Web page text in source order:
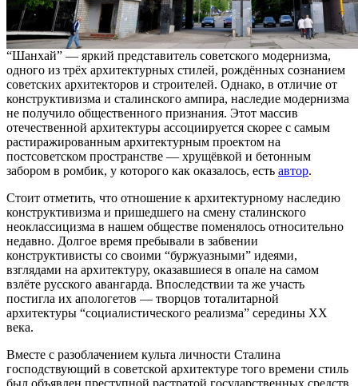
“Шанхай” — яркий представитель советского модернизма,
одного из трёх архитектурных стилей, рождённых сознанием
советских архитекторов и строителей. Однако, в отличие от
конструктивизма и сталинского ампира, наследие модернизма
не получило общественного признания. Этот массив
отечественной архитектуры ассоциируется скорее с самым
растиражированным архитектурным проектом на
постсоветском пространстве — хрущёвкой и бетонным
забором в ромбик, у которого как оказалось, есть автор.
Стоит отметить, что отношение к архитектурному наследию
конструктивизма и пришедшего на смену сталинского
неоклассицизма в нашем обществе поменялось относительно
недавно. Долгое время пребывали в забвении
конструктивисты со своими “буржуазными” идеями,
взглядами на архитектуру, оказавшиеся в опале на самом
взлёте русского авангарда. Впоследствии та же участь
постигла их апологетов — творцов тоталитарной
архитектуры “социалистического реализма” середины XX
века.
Вместе с разоблачением культа личности Сталина
господствующий в советской архитектуре того времени стиль
был объявлен преступной растратой государственных средств